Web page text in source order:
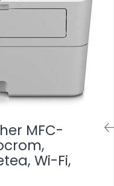
MFC-
Wi-Fi,